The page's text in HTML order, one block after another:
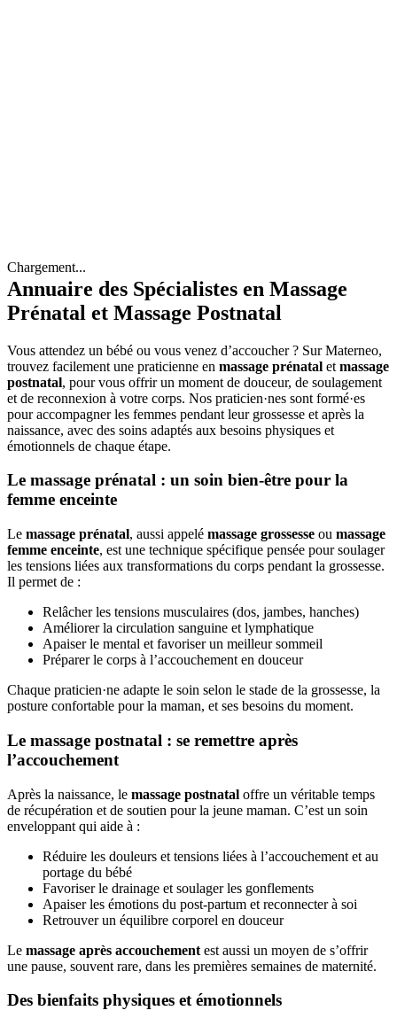
Chargement...
Annuaire des Spécialistes en Massage
Prénatal et Massage Postnatal
Vous attendez un bébé ou vous venez d’accoucher ? Sur Materneo,
trouvez facilement une praticienne en massage prénatal et massage
postnatal, pour vous offrir un moment de douceur, de soulagement
et de reconnexion à votre corps. Nos praticien·nes sont formé·es
pour accompagner les femmes pendant leur grossesse et après la
naissance, avec des soins adaptés aux besoins physiques et
émotionnels de chaque étape.
Le massage prénatal : un soin bien-être pour la
femme enceinte
Le massage prénatal, aussi appelé massage grossesse ou massage
femme enceinte, est une technique spécifique pensée pour soulager
les tensions liées aux transformations du corps pendant la grossesse.
Il permet de :
Relâcher les tensions musculaires (dos, jambes, hanches)
Améliorer la circulation sanguine et lymphatique
Apaiser le mental et favoriser un meilleur sommeil
Préparer le corps à l’accouchement en douceur
Chaque praticien·ne adapte le soin selon le stade de la grossesse, la
posture confortable pour la maman, et ses besoins du moment.
Le massage postnatal : se remettre après
l’accouchement
Après la naissance, le massage postnatal offre un véritable temps
de récupération et de soutien pour la jeune maman. C’est un soin
enveloppant qui aide à :
Réduire les douleurs et tensions liées à l’accouchement et au
portage du bébé
Favoriser le drainage et soulager les gonflements
Apaiser les émotions du post-partum et reconnecter à soi
Retrouver un équilibre corporel en douceur
Le massage après accouchement est aussi un moyen de s’offrir
une pause, souvent rare, dans les premières semaines de maternité.
Des bienfaits physiques et émotionnels